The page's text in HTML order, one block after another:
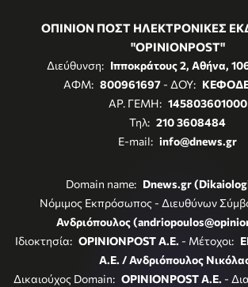
ΟΠΙΝΙΟΝ ΠΟΣΤ ΗΛΕΚΤΡΟΝΙΚΕΣ
"OPINIONPOST"
Διεύθυνση: Ιπποκράτους 2, Αθήνα,
ΑΦΜ: 800961697- ΔΟΥ: ΚΕΦΟΔΕ
ΑΡ. ΓΕΜΗ: 145803601000
Τηλ: 210 3608484
E-mail: info@dnews.gr
Domain name: Dnews.gr
Νόμιμος Εκπρόσωπος - Διευθύνων
Ανδριόπουλος
Ιδιοκτησία: OPINIONPOST A.E. - Μέτοχοι:
Α.Ε. / Ανδριόπουλος
Δικαιούχος Domain: OPINIONPOST A.E. -